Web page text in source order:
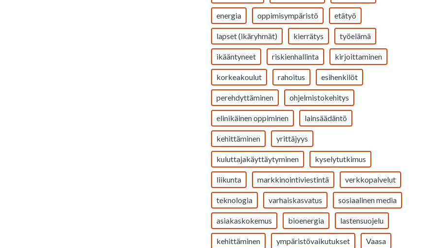
energia oppimisympäristö etätyö
lapset (ikäryhmät) kierrätys työelämä
ikääntyneet riskienhallinta kirjoittaminen
korkeakoulut rahoitus esihenkilöt
perehdyttäminen ohjelmistokehitys
elinikäinen oppiminen lainsäädäntö
kehittäminen yrittäjyys
kuluttajakäyttäytyminen kyselytutkimus
liikunta markkinointiviestintä verkkopalvelut
teknologia varhaiskasvatus sosiaalinen media
asiakaskokemus bioenergia lastensuojelu
kehittäminen ympäristövaikutukset Vaasa